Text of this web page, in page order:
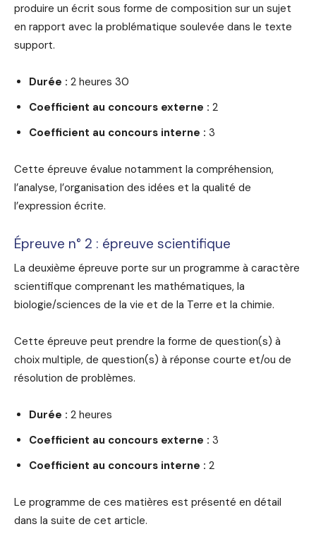
produire un écrit sous forme de composition sur un sujet
en rapport avec la problématique soulevée dans le texte
support.
Durée : 2 heures 30
Coefficient au concours externe : 2
Coefficient au concours interne : 3
Cette épreuve évalue notamment la compréhension,
l’analyse, l’organisation des idées et la qualité de
l’expression écrite.
Épreuve n° 2 : épreuve scientifique
La deuxième épreuve porte sur un programme à caractère
scientifique comprenant les mathématiques, la
biologie/sciences de la vie et de la Terre et la chimie.
Cette épreuve peut prendre la forme de question(s) à
choix multiple, de question(s) à réponse courte et/ou de
résolution de problèmes.
Durée : 2 heures
Coefficient au concours externe : 3
Coefficient au concours interne : 2
Le programme de ces matières est présenté en détail
dans la suite de cet article.